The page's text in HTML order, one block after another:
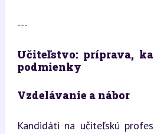
---
Učiteľstvo: príprava,
podmienky
Vzdelávanie a nábor
Kandidáti na učiteľskú